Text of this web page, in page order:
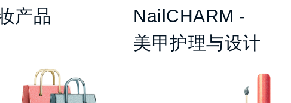
护肤与彩妆
与膳食补充剂
美容仪器与配件
产品
指甲油
凝胶与延长产品
装饰与亮片
染发剂与漂粉
NailCHARM -
美甲护理与设计